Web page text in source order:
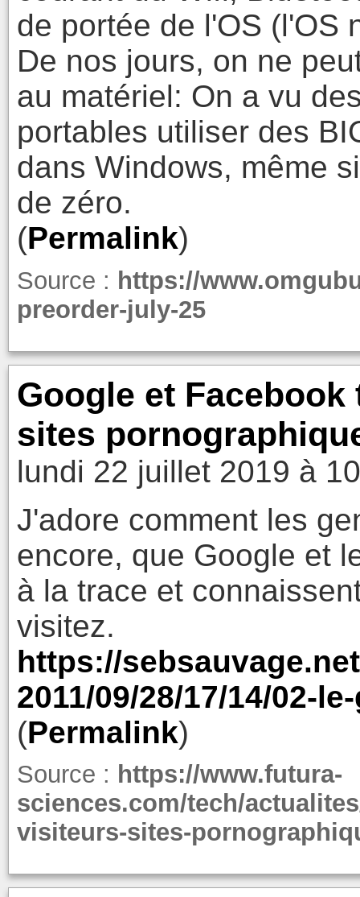
de portée de l'OS (l'OS
De nos jours, on ne
au matériel: On a vu
portables utiliser des
dans Windows, même
de zéro.
(Permalink)
Source : https://
preorder-july-25
Google et
sites
lundi 22 juillet 2019 à
J'adore comment les
encore, que Google et
à la trace et
visitez.
https://
2011/09/28/17/14/02-
(Permalink)
Source : https://www.futura-
sciences.com/tech/
visiteurs-sites-